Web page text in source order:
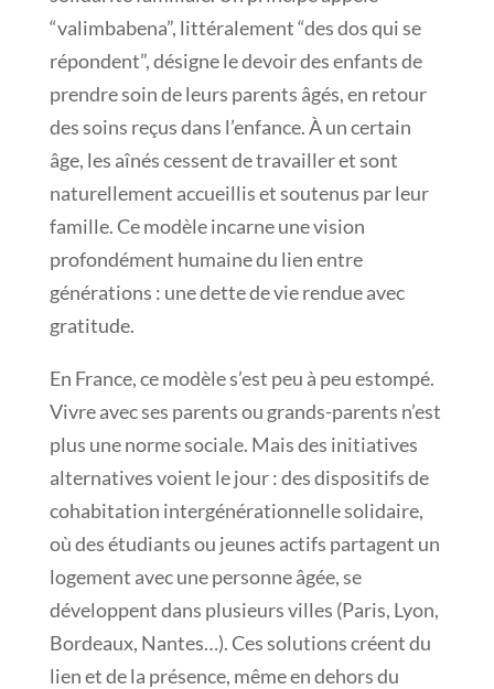
“valimbabena”, littéralement “des dos qui se
répondent”, désigne le devoir des enfants de
prendre soin de leurs parents âgés, en retour
des soins reçus dans l’enfance. À un certain
âge, les aînés cessent de travailler et sont
naturellement accueillis et soutenus par leur
famille. Ce modèle incarne une vision
profondément humaine du lien entre
générations : une dette de vie rendue avec
gratitude.
En France, ce modèle s’est peu à peu estompé.
Vivre avec ses parents ou grands-parents n’est
plus une norme sociale. Mais des initiatives
alternatives voient le jour : des dispositifs de
cohabitation intergénérationnelle solidaire,
où des étudiants ou jeunes actifs partagent un
logement avec une personne âgée, se
développent dans plusieurs villes (Paris, Lyon,
Bordeaux, Nantes…). Ces solutions créent du
lien et de la présence, même en dehors du